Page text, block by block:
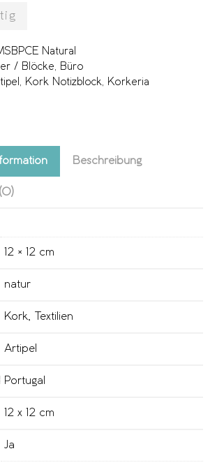
Natural
/ Blöcke, Büro
, Kork Notizblock, Korkeria
Beschreibung
12 × 12 cm
natur
Kork, Textilien
Artipel
Portugal
12 x 12 cm
Ja